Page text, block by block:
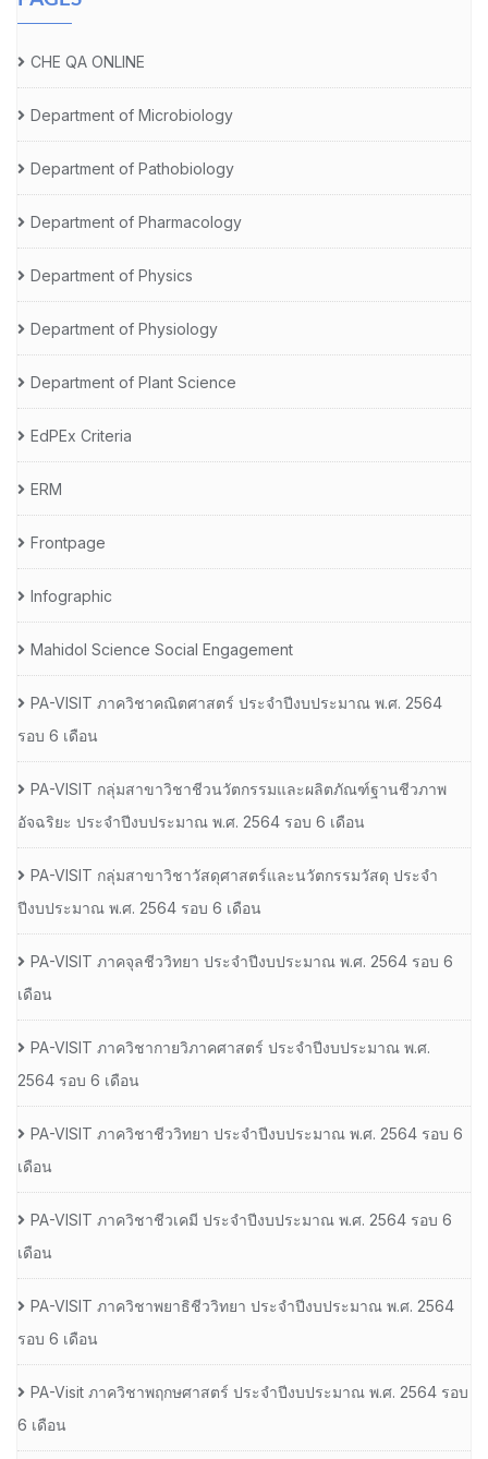
CHE QA ONLINE
Department of Microbiology
Department of Pathobiology
Department of Pharmacology
Department of Physics
Department of Physiology
Department of Plant Science
EdPEx Criteria
ERM
Frontpage
Infographic
Mahidol Science Social Engagement
PA-VISIT ภาควิชาคณิตศาสตร์ ประจำปีงบประมาณ พ.ศ. 2564
รอบ 6 เดือน
PA-VISIT กลุ่มสาขาวิชาชีวนวัตกรรมและผลิตภัณฑ์ฐานชีวภาพ
อัจฉริยะ ประจำปีงบประมาณ พ.ศ. 2564 รอบ 6 เดือน
PA-VISIT กลุ่มสาขาวิชาวัสดุศาสตร์และนวัตกรรมวัสดุ ประจำ
ปีงบประมาณ พ.ศ. 2564 รอบ 6 เดือน
PA-VISIT ภาคจุลชีววิทยา ประจำปีงบประมาณ พ.ศ. 2564 รอบ 6
เดือน
PA-VISIT ภาควิชากายวิภาคศาสตร์ ประจำปีงบประมาณ พ.ศ.
2564 รอบ 6 เดือน
PA-VISIT ภาควิชาชีววิทยา ประจำปีงบประมาณ พ.ศ. 2564 รอบ 6
เดือน
PA-VISIT ภาควิชาชีวเคมี ประจำปีงบประมาณ พ.ศ. 2564 รอบ 6
เดือน
PA-VISIT ภาควิชาพยาธิชีววิทยา ประจำปีงบประมาณ พ.ศ. 2564
รอบ 6 เดือน
PA-Visit ภาควิชาพฤกษศาสตร์ ประจำปีงบประมาณ พ.ศ. 2564 รอบ
6 เดือน